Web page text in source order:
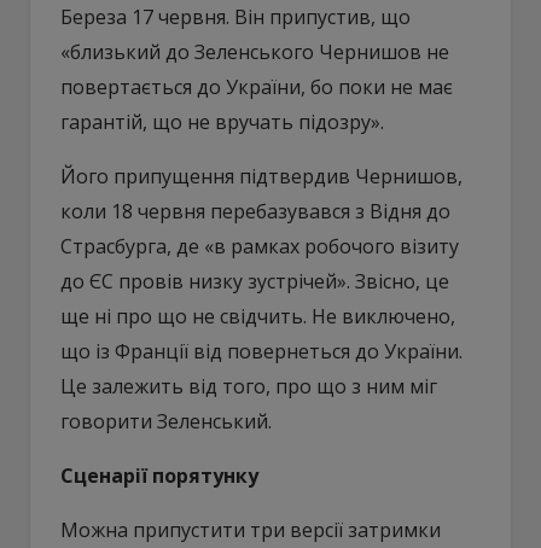
Береза 17 червня. Він припустив, що
«близький до Зеленського Чернишов не
повертається до України, бо поки не має
гарантій, що не вручать підозру».
Його припущення підтвердив Чернишов,
коли 18 червня перебазувався з Відня до
Страсбурга, де «в рамках робочого візиту
до ЄС провів низку зустрічей». Звісно, це
ще ні про що не свідчить. Не виключено,
що із Франції від повернеться до України.
Це залежить від того, про що з ним міг
говорити Зеленський.
Сценарії порятунку
Можна припустити три версії затримки